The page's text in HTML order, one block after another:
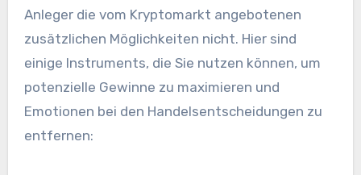
Anleger die vom Kryptomarkt angebotenen
zusätzlichen Möglichkeiten nicht. Hier sind
einige Instruments, die Sie nutzen können, um
potenzielle Gewinne zu maximieren und
Emotionen bei den Handelsentscheidungen zu
entfernen: